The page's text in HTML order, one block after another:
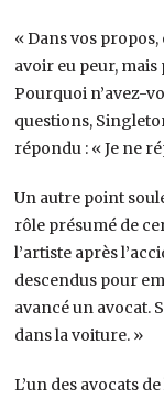
« Dans vos
avoir eu peur, mais
Pourquoi n’avez-
questions,
répondu : « Je ne
Un autre point
rôle présumé de
l’artiste après
descendus pour
avancé un avocat.
dans la voiture. »
L’un des avocats